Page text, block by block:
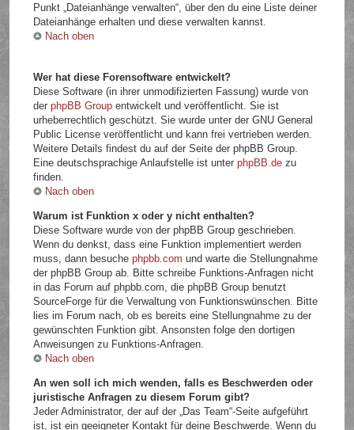
Punkt „Dateianhänge verwalten“, über den du eine Liste deiner
Dateianhänge erhalten und diese verwalten kannst.
Nach oben
Wer hat diese Forensoftware entwickelt?
Diese Software (in ihrer unmodifizierten Fassung) wurde von
derphpBB Group entwickelt und veröffentlicht. Sie ist
urheberrechtlich geschützt. Sie wurde unter der GNU General
Public License veröffentlicht und kann frei vertrieben werden.
Weitere Details findest du auf der Seite der phpBB Group.
Eine deutschsprachige Anlaufstelle ist unterphpBB.de zu
finden.
Nach oben
Warum ist Funktion x oder y nicht enthalten?
Diese Software wurde von der phpBB Group geschrieben.
Wenn du denkst, dass eine Funktion implementiert werden
muss, dann besuchephpbb.com und warte die Stellungnahme
der phpBB Group ab. Bitte schreibe Funktions-Anfragen nicht
in das Forum auf phpbb.com, die phpBB Group benutzt
SourceForge für die Verwaltung von Funktionswünschen. Bitte
lies im Forum nach, ob es bereits eine Stellungnahme zu der
gewünschten Funktion gibt. Ansonsten folge den dortigen
Anweisungen zu Funktions-Anfragen.
Nach oben
An wen soll ich mich wenden, falls es Beschwerden oder
juristische Anfragen zu diesem Forum gibt?
Jeder Administrator, der auf der „Das Team“-Seite aufgeführt
ist, ist ein geeigneter Kontakt für deine Beschwerde. Wenn du